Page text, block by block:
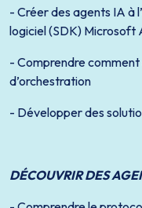
- Créer des agents IA à
logiciel (SDK) Microsoft
- Comprendre
d’orchestration
- Développer des
DÉCOUVRIR DES